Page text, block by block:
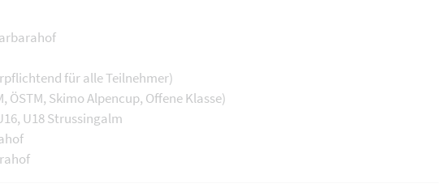
für alle Teilnehmer)
ÖSTM, Skimo Alpencup, Offene Klasse)
U18 Strussingalm